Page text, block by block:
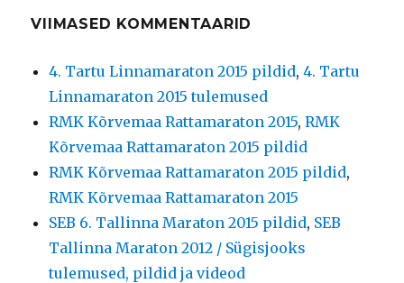
VIIMASED KOMMENTAARID
4. Tartu Linnamaraton 2015 pildid,4. Tartu
Linnamaraton 2015 tulemused
RMK Kõrvemaa Rattamaraton 2015,RMK
Kõrvemaa Rattamaraton 2015 pildid
RMK Kõrvemaa Rattamaraton 2015 pildid,
RMK Kõrvemaa Rattamaraton 2015
SEB 6. Tallinna Maraton 2015 pildid, SEB
Tallinna Maraton 2012 / Sügisjooks
tulemused, pildid ja videod